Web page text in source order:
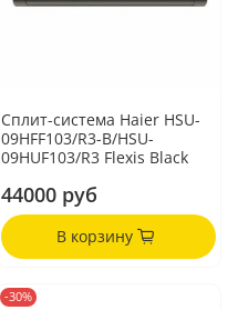
Сплит-система Haier HSU-
09HFF103/R3-B/HSU-
09HUF103/R3 Flexis Black
44000 руб
В корзину
-30%